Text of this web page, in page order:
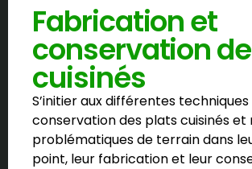
Fabrication et
conservation
cuisinés
S’initier aux différentes
conservation des plats cuisinés et
problématiques de terrain dans
point, leur fabrication et leur